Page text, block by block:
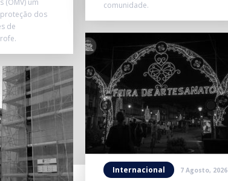
(OMV) um
dos
de
comunidade.
Internacional 7 Agosto, 2026